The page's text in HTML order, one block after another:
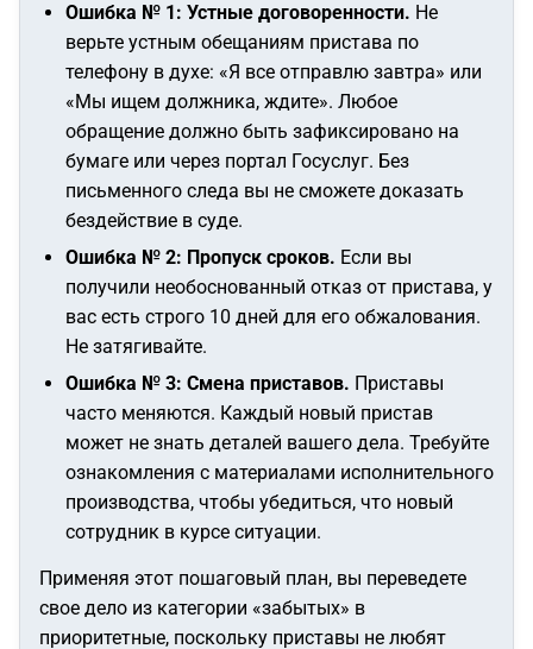
Ошибка № 1: Устные договоренности. Не
верьте устным обещаниям пристава по
телефону в духе: «Я все отправлю завтра» или
«Мы ищем должника, ждите». Любое
обращение должно быть зафиксировано на
бумаге или через портал Госуслуг. Без
письменного следа вы не сможете доказать
бездействие в суде.
Ошибка № 2: Пропуск сроков. Если вы
получили необоснованный отказ от пристава, у
вас есть строго 10 дней для его обжалования.
Не затягивайте.
Ошибка № 3: Смена приставов. Приставы
часто меняются. Каждый новый пристав
может не знать деталей вашего дела. Требуйте
ознакомления с материалами исполнительного
производства, чтобы убедиться, что новый
сотрудник в курсе ситуации.
Применяя этот пошаговый план, вы переведете
свое дело из категории «забытых» в
приоритетные, поскольку приставы не любят